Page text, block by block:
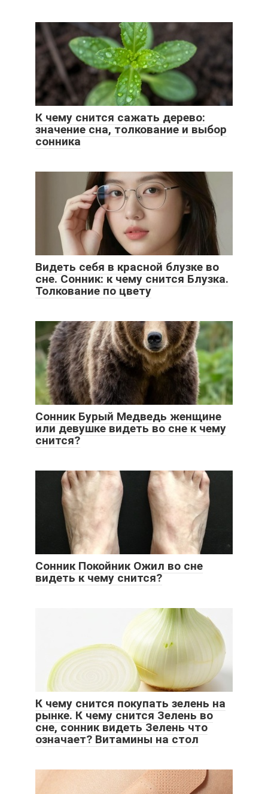
К чему снится сажать дерево:
значение сна, толкование и выбор
сонника
Видеть себя в красной блузке во
сне. Сонник: к чему снится Блузка.
Толкование по цвету
Сонник Бурый Медведь женщине
или девушке видеть во сне к чему
снится?
Сонник Покойник Ожил во сне
видеть к чему снится?
К чему снится покупать зелень на
рынке. К чему снится Зелень во
сне, сонник видеть Зелень что
означает? Витамины на стол